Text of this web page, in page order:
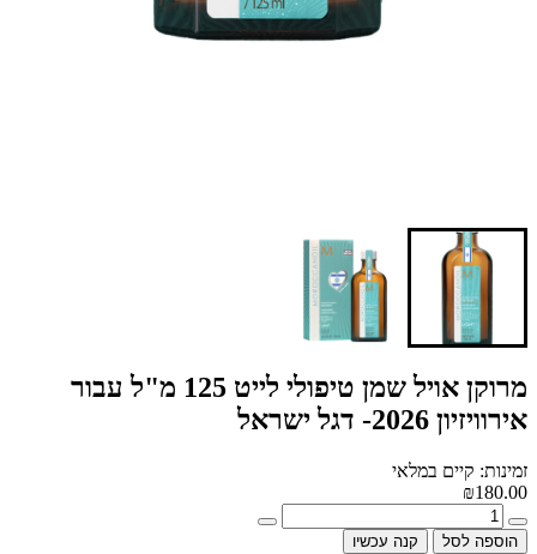
מרוקן אויל שמן טיפולי לייט 125 מ"ל עבור
אירוויזיון 2026- דגל ישראל
זמינות: קיים במלאי
₪180.00
הוספה לסל קנה עכשיו